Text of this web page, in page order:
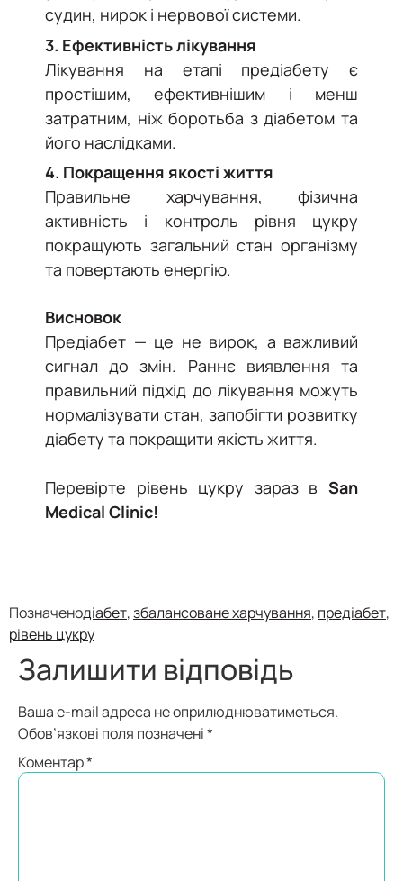
судин, нирок і нервової системи.
3. Ефективність лікування
Лікування на етапі предіабету є
простішим, ефективнішим і менш
затратним, ніж боротьба з діабетом та
його наслідками.
4. Покращення якості життя
Правильне харчування, фізична
активність і контроль рівня цукру
покращують загальний стан організму
та повертають енергію.
Висновок
Предіабет — це не вирок, а важливий
сигнал до змін. Раннє виявлення та
правильний підхід до лікування можуть
нормалізувати стан, запобігти розвитку
діабету та покращити якість життя.
Перевірте рівень цукру зараз в San
Medical Clinic!
Позначенодіабет,збалансоване харчування, предіабет,
рівень цукру
Залишити відповідь
Ваша e-mail адреса не оприлюднюватиметься.
Обов’язкові поля позначені*
Коментар*